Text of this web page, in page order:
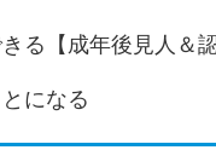
る【成年後見人＆
になる